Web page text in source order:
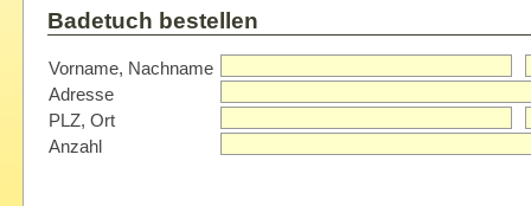
Badetuch bestellen
Vorname, Nachname
Adresse
PLZ, Ort
Anzahl